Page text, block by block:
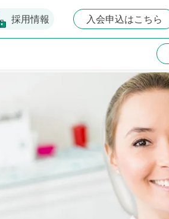
採用情報 入会申込はこちら
第6回
2026年10月3
もっと見る